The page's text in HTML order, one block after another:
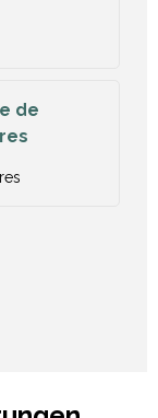
de